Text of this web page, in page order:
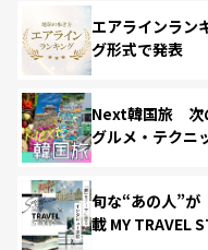
エアラインラン
グ形式で発表
Next韓国旅 次
グルメ・テクニ
旬な“あの人”が
載 MY TRAVEL